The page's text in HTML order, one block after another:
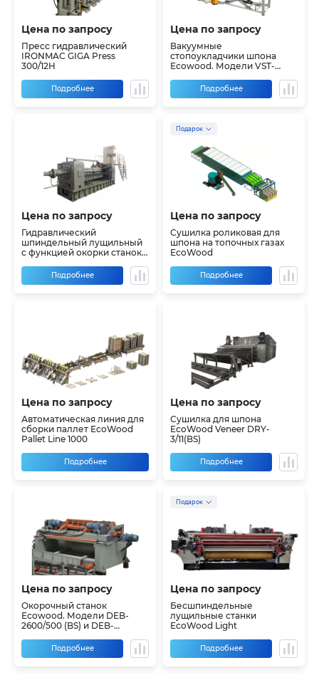
Цена по запросу
Пресс гидравлический
IRONMAC GIGA Press
300/12H
Подробнее
Цена по запросу
Вакуумные
стопоукладчики шпона
Ecowood. Модели VST-
Подробнее
Цена по запросу
Гидравлический
шпиндельный лущильный
с функцией окорки станок
2600 (BS)Подробнее
Подарок
Цена по запросу
Сушилка роликовая для
шпона на топочных газах
EcoWood
Подробнее
Цена по запросу
Автоматическая линия для
сборки паллет EcoWood
Pallet Line 1000
Подробнее
Цена по запросу
Сушилка для шпона
EcoWood Veneer DRY-
3/11(BS)
Подробнее
Цена по запросу
Окорочный станок
Ecowood. Модели DEB-
2600/500 (BS) и DEB-
Подробнее
Подарок
Цена по запросу
Бесшпиндельные
лущильные станки
EcoWood Light
Подробнее